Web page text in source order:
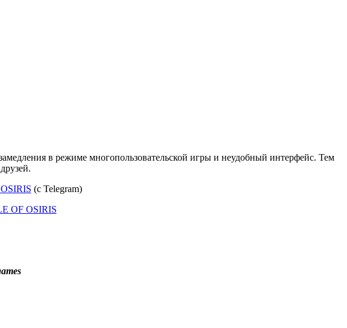
в режиме многопользовательской игры и неудобный интерфейс. Тем
(c Telegram)
OF OSIRIS